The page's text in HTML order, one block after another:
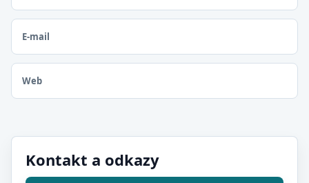
E-mail
Web
Kontakt a odkazy